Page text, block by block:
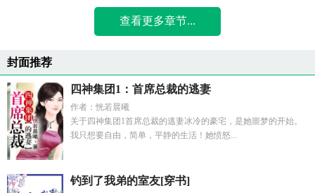
查看更多章节...
封面推荐
四神集团1：首席总裁的逃妻
作者：恍若晨曦
关于四神集团1首席总裁的逃妻冰冷的豪宅，是她噩梦的开始。
我只想要自由，简单，平静的生活！她愤怒...
钓到了我弟的室友[穿书]